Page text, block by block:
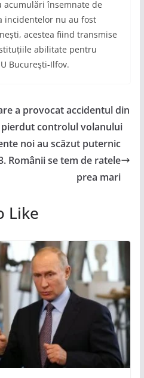
acumulări însemnate de
incidentelor nu au fost
acestea fiind transmise
abilitate pentru
Bucureşti-Ilfov.
a provocat accidentul din
pierdut controlul volanului
noi au scăzut puternic
Românii se tem de ratele
prea mari
Like